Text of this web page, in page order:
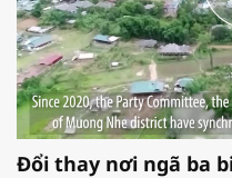
Đổi thay nơi ngã ba